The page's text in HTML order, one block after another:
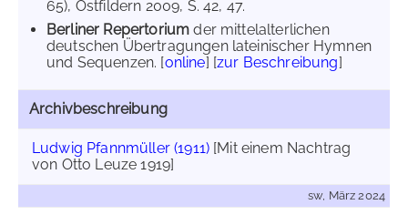
65), Ostfildern 2009, S. 42, 47.
Berliner Repertorium der mittelalterlichen
deutschen Übertragungen lateinischer Hymnen
und Sequenzen. [online] [zur Beschreibung]
Archivbeschreibung
Ludwig Pfannmüller (1911) [Mit einem Nachtrag
von Otto Leuze 1919]
sw, März 2024